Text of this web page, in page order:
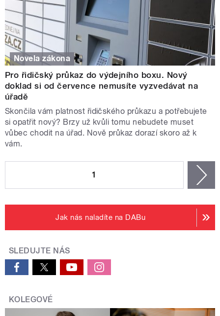
Novela zákona
Pro řidičský průkaz do výdejního boxu. Nový
doklad si od července nemusíte vyzvedávat na
úřadě
Skončila vám platnost řidičského průkazu a potřebujete
si opatřit nový? Brzy už kvůli tomu nebudete muset
vůbec chodit na úřad. Nově průkaz dorazí skoro až k
vám.
1
Jak nás naladíte na DABu
SLEDUJTE NÁS
KOLEGOVÉ